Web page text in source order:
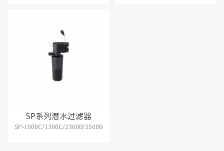
SP系列潜水过滤器
SP-1000C/1300C/2300B/2500B